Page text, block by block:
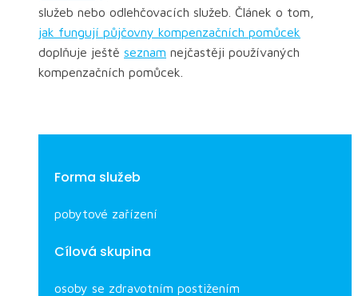
služeb nebo odlehčovacích služeb. Článek o tom,
jak fungují půjčovny kompenzačních pomůcek
doplňuje ještě seznam nejčastěji používaných
kompenzačních pomůcek.
Forma služeb
pobytové zařízení
Cílová skupina
osoby se zdravotním postižením